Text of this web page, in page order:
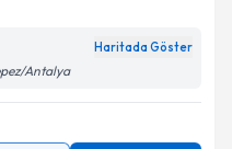
Haritada Göster
Antalya